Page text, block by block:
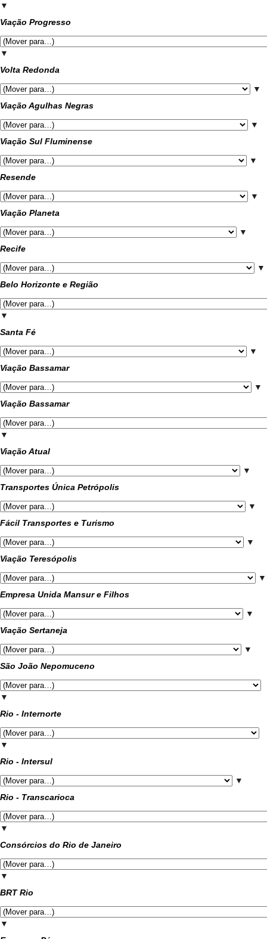
▼
Viação Progresso
▼
Volta Redonda
▼
Viação Agulhas Negras
▼
Viação Sul Fluminense
▼
Resende
▼
Viação Planeta
▼
Recife
▼
Belo Horizonte e Região
▼
Santa Fé
▼
Viação Bassamar
▼
Viação Bassamar
▼
Viação Atual
▼
Transportes Única Petrópolis
▼
Fácil Transportes e Turismo
▼
Viação Teresópolis
▼
Empresa Unida Mansur e Filhos
▼
Viação Sertaneja
▼
São João Nepomuceno
▼
Rio - Internorte
▼
Rio - Intersul
▼
Rio - Transcarioca
▼
Consórcios do Rio de Janeiro
▼
BRT Rio
▼